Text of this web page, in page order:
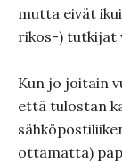
mutta eivät
rikos-) tutkijat
Kun jo joitain
että tulostan
ottamatta)